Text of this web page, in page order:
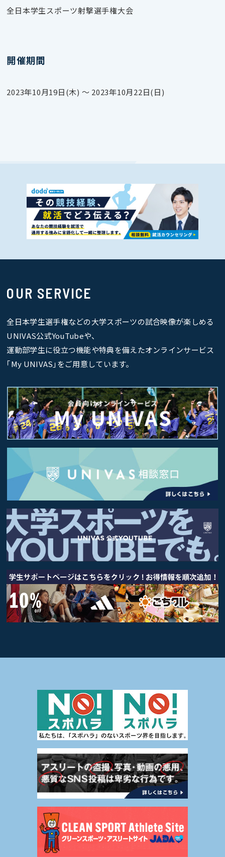
全日本学生スポーツ射撃選手権大会
開催期間
2023年10月19日(木) 〜 2023年10月22日(日)
OUR SERVICE
全日本学生選手権などの大学スポーツの試合映像が楽しめる
UNIVAS公式YouTubeや、
運動部学生に役立つ機能や特典を備えたオンラインサービス
｢My UNIVAS｣をご用意しています。